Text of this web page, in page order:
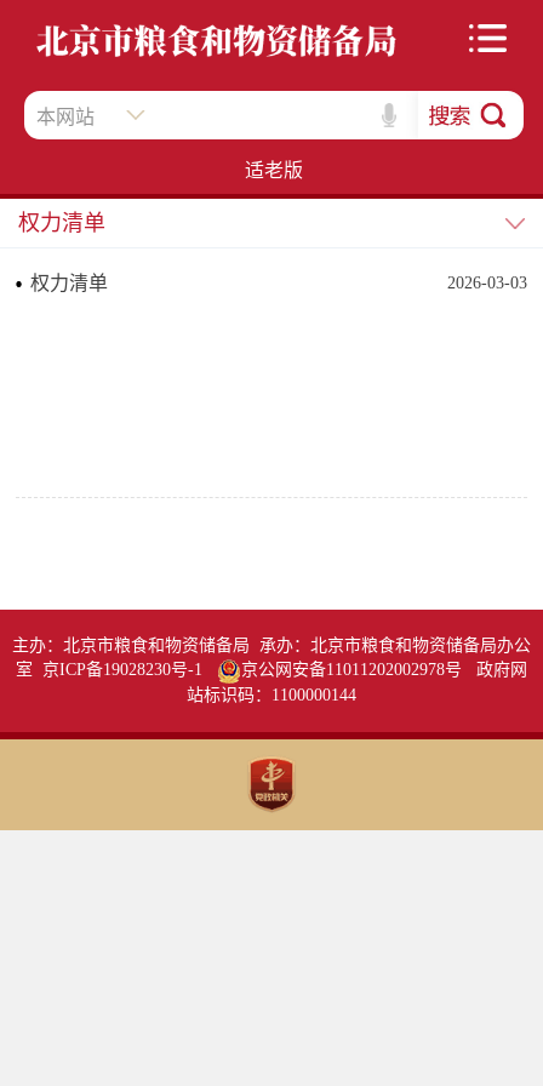
本网站
适老版
权力清单
权力清单 2026-03-03
主办：北京市粮食和物资储备局 承办：北京市粮食和物资储备局办公
室 京ICP备19028230号-1
京公网安备11011202002978号 政府网
站标识码：1100000144